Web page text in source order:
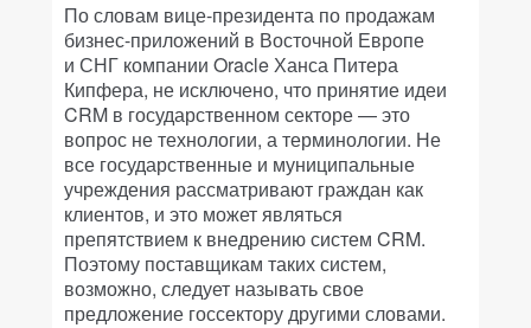
По словам вице-президента по продажам
бизнес-приложений в Восточной Европе
и СНГ компании Oracle Ханса Питера
Кипфера, не исключено, что принятие идеи
CRM в государственном секторе — это
вопрос не технологии, а терминологии. Не
все государственные и муниципальные
учреждения рассматривают граждан как
клиентов, и это может являться
препятствием к внедрению систем CRM.
Поэтому поставщикам таких систем,
возможно, следует называть свое
предложение госсектору другими словами.